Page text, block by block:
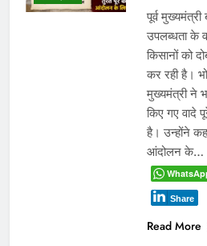
प्रमुख
ट्रांसफर
कारोबार पर
2026। एक
डॉ. मोहन
का पहला
शराब की
गया है। वहीं
प्रभार…
Share
Read More